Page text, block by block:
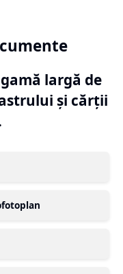
largă de
și cărții